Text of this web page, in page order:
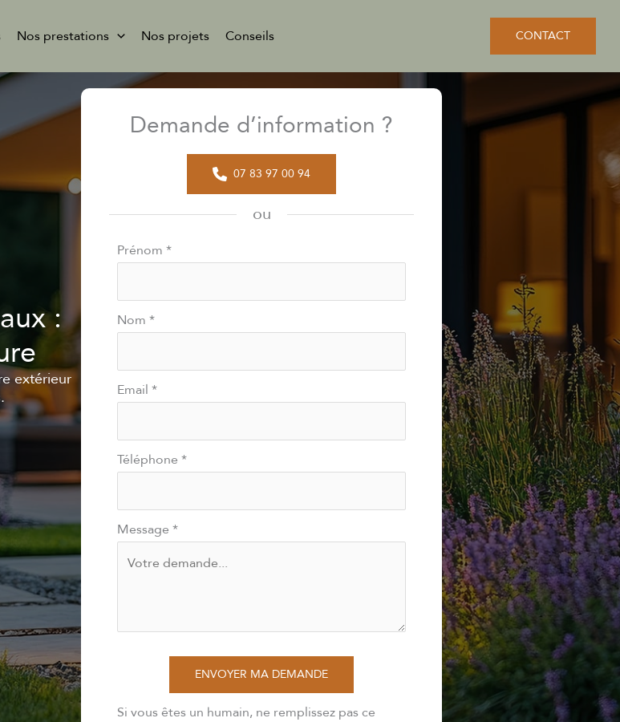
Nos prestations Nos projets Conseils CONTACT
:
extérieur
Demande d’information ?
07 83 97 00 94
ou
Formulaire
avec
téléphone
Prénom *
Nom *
Email *
Téléphone *
Message *
ENVOYER MA DEMANDE
Si vous êtes un humain, ne remplissez pas ce